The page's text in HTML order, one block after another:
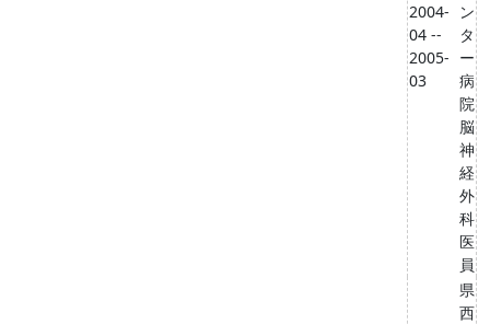
2004-
04 --
2005-
03
ン
タ
ー
病
院
脳
神
経
外
科
医
員
県
西